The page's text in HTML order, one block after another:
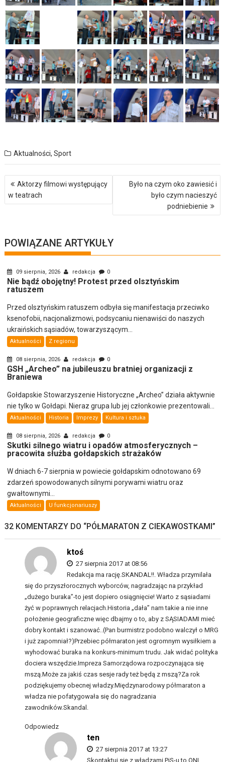
Aktualności,Sport
Nawigacja
wpisu
Aktorzy filmowi występujący
w teatrach
Było na czym oko zawiesić i
było czym nacieszyć
podniebienie
POWIĄZANE ARTYKUŁY
09 sierpnia, 2026 redakcja 0
Nie bądź obojętny! Protest przed olsztyńskim
ratuszem
Przed olsztyńskim ratuszem odbyła się manifestacja przeciwko
ksenofobii, nacjonalizmowi, podsycaniu nienawiści do naszych
ukraińskich sąsiadów, towarzyszącym...
Aktualności Z regionu
08 sierpnia, 2026 redakcja 0
GSH „Archeo” na jubileuszu bratniej organizacji z
Braniewa
Gołdapskie Stowarzyszenie Historyczne „Archeo” działa aktywnie
nie tylko w Gołdapi. Nieraz grupa lub jej członkowie prezentowali...
Aktualności Historia Imprezy Kultura i sztuka
08 sierpnia, 2026 redakcja 0
Skutki silnego wiatru i opadów atmosferycznych –
pracowita służba gołdapskich strażaków
W dniach 6-7 sierpnia w powiecie gołdapskim odnotowano 69
zdarzeń spowodowanych silnymi porywami wiatru oraz
gwałtownymi...
Aktualności U funkcjonariuszy
32 KOMENTARZY DO “PÓŁMARATON Z CIEKAWOSTKAMI”
ktoś
27 sierpnia 2017 at 08:56
Redakcja ma rację.SKANDAL!!. Władza przymilała
się do przyszłorocznych wyborców, nagradzając na przykład
„dużego buraka”-to jest dopiero osiągnięcie! Warto z sąsiadami
żyć w poprawnych relacjach.Historia „dała” nam takie a nie inne
położenie geograficzne więc dbajmy o to, aby z SĄSIADAMI mieć
dobry kontakt i szanować..(Pan burmistrz podobno walczył o MRG
i już zapomniał?)Przebiec półmaraton jest ogromnym wysiłkiem a
wyhodować buraka na konkurs-minimum trudu. Jak widać polityka
dociera wszędzie.Impreza Samorządowa rozpoczynająca się
mszą.Może za jakiś czas sesje rady też będą z mszą?Za rok
podziękujemy obecnej władzy.Międzynarodowy półmaraton a
władza nie pofatygowała się do nagradzania
zawodników.Skandal.
Odpowiedz
ten
27 sierpnia 2017 at 13:27
Skontaktuj się z władzami PiS-u to ONI